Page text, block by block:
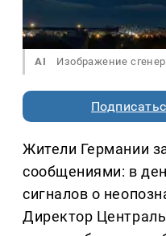
AI Изображение
Жители Германии
сообщениями: в
сигналов о
Директор